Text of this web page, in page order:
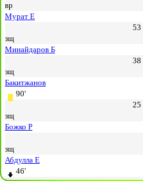
вр
Мурат Е
53
зщ
Минайдаров Б
38
зщ
Бакитжанов
90'
25
зщ
Божко Р
зщ
Абдулла Е
46'